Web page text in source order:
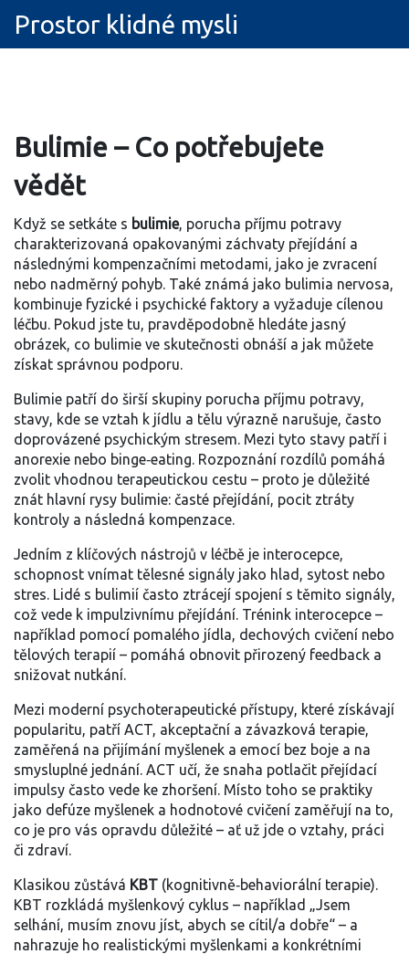
Prostor klidné mysli
Bulimie – Co potřebujete
vědět
Když se setkáte s bulimie, porucha příjmu potravy
charakterizovaná opakovanými záchvaty přejídání a
následnými kompenzačními metodami, jako je zvracení
nebo nadměrný pohyb. Také známá jako bulimia nervosa,
kombinuje fyzické i psychické faktory a vyžaduje cílenou
léčbu. Pokud jste tu, pravděpodobně hledáte jasný
obrázek, co bulimie ve skutečnosti obnáší a jak můžete
získat správnou podporu.
Bulimie patří do širší skupiny porucha příjmu potravy,
stavy, kde se vztah k jídlu a tělu výrazně narušuje, často
doprovázené psychickým stresem. Mezi tyto stavy patří i
anorexie nebo binge‑eating. Rozpoznání rozdílů pomáhá
zvolit vhodnou terapeutickou cestu – proto je důležité
znát hlavní rysy bulimie: časté přejídání, pocit ztráty
kontroly a následná kompenzace.
Jedním z klíčových nástrojů v léčbě je interocepce,
schopnost vnímat tělesné signály jako hlad, sytost nebo
stres. Lidé s bulimií často ztrácejí spojení s těmito signály,
což vede k impulzivnímu přejídání. Trénink interocepce –
například pomocí pomalého jídla, dechových cvičení nebo
tělových terapií – pomáhá obnovit přirozený feedback a
snižovat nutkání.
Mezi moderní psychoterapeutické přístupy, které získávají
popularitu, patří ACT, akceptační a závazková terapie,
zaměřená na přijímání myšlenek a emocí bez boje a na
smysluplné jednání. ACT učí, že snaha potlačit přejídací
impulsy často vede ke zhoršení. Místo toho se praktiky
jako defúze myšlenek a hodnotové cvičení zaměřují na to,
co je pro vás opravdu důležité – ať už jde o vztahy, práci
či zdraví.
Klasikou zůstává KBT (kognitivně‑behaviorální terapie).
KBT rozkládá myšlenkový cyklus – například „Jsem
selhání, musím znovu jíst, abych se cítil/a dobře“ – a
nahrazuje ho realistickými myšlenkami a konkrétními